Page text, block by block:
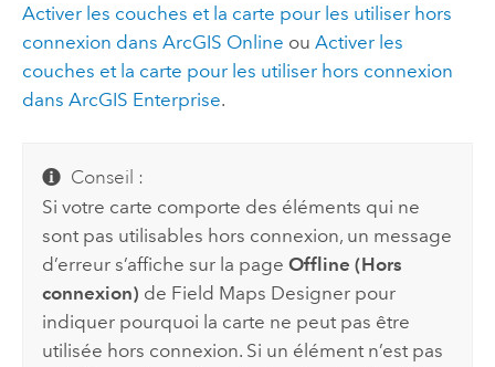
Activer les couches et la carte pour les utiliser hors
connexion dans ArcGIS Online ou Activer les
couches et la carte pour les utiliser hors connexion
dans ArcGIS Enterprise.
Conseil :
Si votre carte comporte des éléments qui ne
sont pas utilisables hors connexion, un message
d’erreur s’affiche sur la pageOffline (Hors
connexion) de Field Maps Designer pour
indiquer pourquoi la carte ne peut pas être
utilisée hors connexion. Si un élément n’est pas